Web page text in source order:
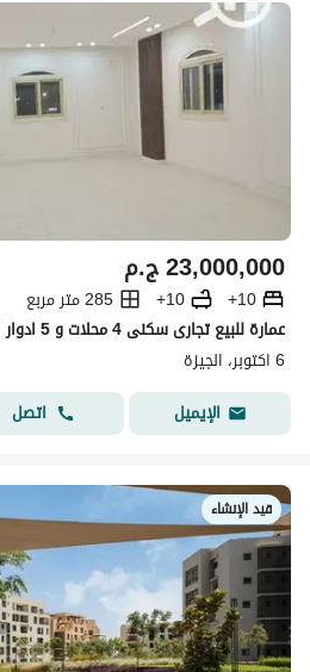
ج.م23,000,000
10+
10+
285 متر مربع
عمارة للبيع تجارى سكنى 4 محلات و 5 ادوار الحى الخامس 6 اكتوبر
6 اكتوبر، الجيزة
الإيميل
اتصل
قيد الإنشاء